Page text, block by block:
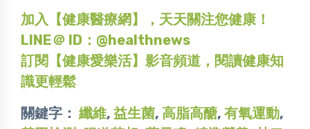
加入【健康醫療網】，天天關注您健康！
LINE＠ ID：@healthnews
訂閱【健康愛樂活】影音頻道，閱讀健康知
識更輕鬆
關鍵字： 纖維, 益生菌, 高脂高醣, 有氧運動,